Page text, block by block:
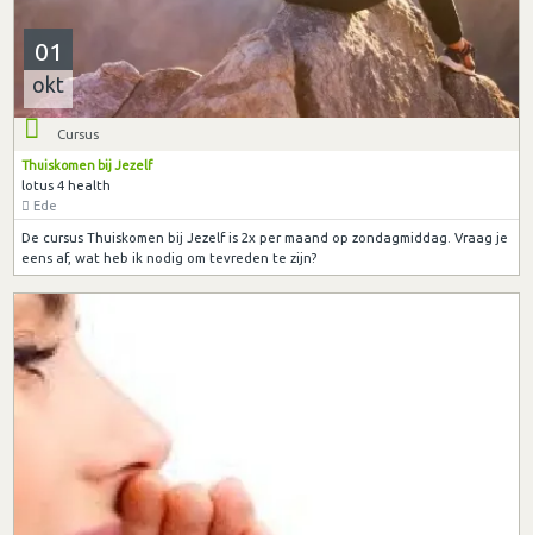
01
okt
Cursus
Thuiskomen bij Jezelf
lotus 4 health
Ede
De cursus Thuiskomen bij Jezelf is 2x per maand op zondagmiddag. Vraag je
eens af, wat heb ik nodig om tevreden te zijn?